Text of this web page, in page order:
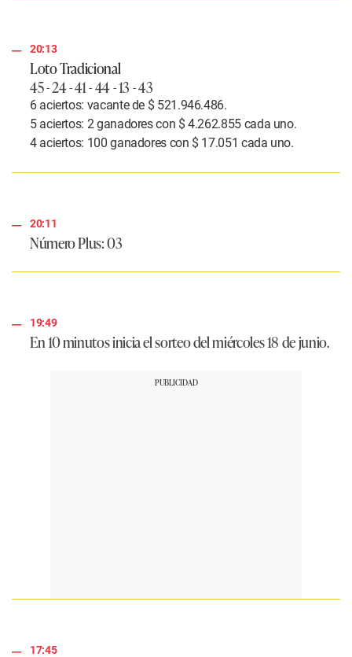
20:13
Loto Tradicional
45 - 24 - 41 - 44 - 13 - 43
6 aciertos: vacante de $ 521.946.486.
5 aciertos: 2 ganadores con $ 4.262.855 cada uno.
4 aciertos: 100 ganadores con $ 17.051 cada uno.
20:11
Número Plus:03
19:49
En 10 minutos inicia el sorteo del miércoles 18 de junio.
17:45